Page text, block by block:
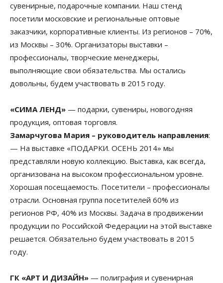
сувенирные, подарочные компании. Наш стенд
посетили московские и региональные оптовые
заказчики, корпоративные клиенты. Из регионов – 70%,
из Москвы – 30%. Организаторы выставки –
профессионалы, творческие менеджеры,
выполняющие свои обязательства. Мы остались
довольны, будем участвовать в 2015 году.
«СИМА ЛЕНД» — подарки, сувениры, новогодняя
продукция, оптовая торговля.
Замарчугова Мария – руководитель направления:
— На выставке «ПОДАРКИ. ОСЕНЬ 2014» мы
представляли новую коллекцию. Выставка, как всегда,
организована на высоком профессиональном уровне.
Хорошая посещаемость. Посетители – профессионалы
отрасли. Основная группа посетителей 60% из
регионов РФ, 40% из Москвы. Задача в продвижении
продукции по Российской Федерации на этой выставке
решается. Обязательно будем участвовать в 2015
году.
ГК «АРТ И ДИЗАЙН» — полиграфия и сувенирная